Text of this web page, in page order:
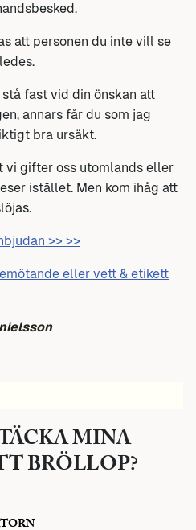
att personen du inte vill se
fast vid din önskan att
annars får du som jag
bra ursäkt.
vi gifter oss utomlands eller
istället. Men kom ihåg att
>> >>
eller vett & etikett
MINA
BRÖLLOP?